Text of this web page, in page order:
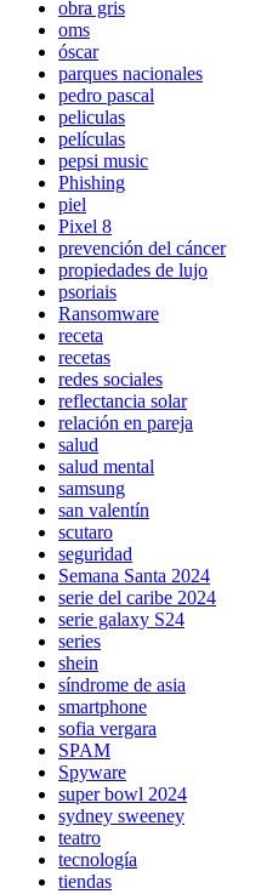
obra gris
oms
óscar
parques nacionales
pedro pascal
peliculas
películas
pepsi music
Phishing
piel
Pixel 8
prevención del cáncer
propiedades de lujo
psoriais
Ransomware
receta
recetas
redes sociales
reflectancia solar
relación en pareja
salud
salud mental
samsung
san valentín
scutaro
seguridad
Semana Santa 2024
serie del caribe 2024
serie galaxy S24
series
shein
síndrome de asia
smartphone
sofia vergara
SPAM
Spyware
super bowl 2024
sydney sweeney
teatro
tecnología
tiendas